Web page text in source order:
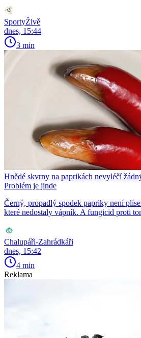
SportyŽivě
dnes, 15:44
3 min
Hnědé skvrny na paprikách nevyléčí
Problém je jinde
Černý, propadlý spodek papriky není
které nedostaly vápník. A fungicid proti
Chalupáři-Zahrádkáři
dnes, 15:42
4 min
Reklama